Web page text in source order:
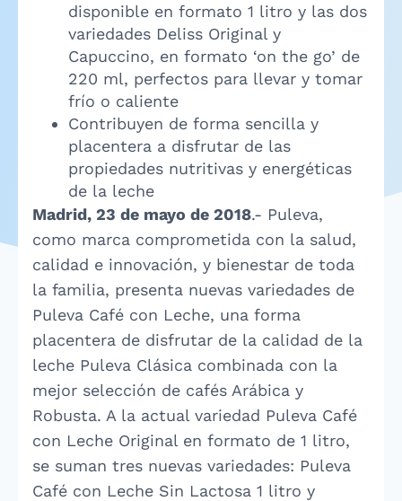
disponible en formato 1 litro y las dos
variedades Deliss Original y
Capuccino, en formato ‘on the go’ de
220 ml, perfectos para llevar y tomar
frío o caliente
Contribuyen de forma sencilla y
placentera a disfrutar de las
propiedades nutritivas y energéticas
de la leche
Madrid, 23 de mayo de 2018.- Puleva,
como marca comprometida con la salud,
calidad e innovación, y bienestar de toda
la familia, presenta nuevas variedades de
Puleva Café con Leche, una forma
placentera de disfrutar de la calidad de la
leche Puleva Clásica combinada con la
mejor selección de cafés Arábica y
Robusta. A la actual variedad Puleva Café
con Leche Original en formato de 1 litro,
se suman tres nuevas variedades: Puleva
Café con Leche Sin Lactosa 1 litro y